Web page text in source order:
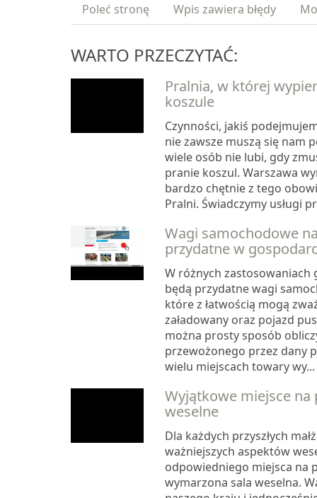
Poleć stronę Wpis zawiera błędy
WARTO PRZECZYTAĆ:
Pralnia, w której
koszule
Czynności, jakiś
nie zawsze muszą się nam
wiele osób nie lubi, gdy
pranie koszul. Warszawa
bardzo chętnie z tego
Pralni. Świadczymy usługi
Wagi samochodowe
przydatne w
W różnych zastosowaniach
będą przydatne wagi
które z łatwością mogą
załadowany oraz pojazd
można prosty sposób
przewożonego przez dany
wielu miejscach towary wy...
Wyjątkowe miejsce na
weselne
Dla każdych przyszłych
ważniejszych aspektów
odpowiedniego miejsca na
wymarzona sala weselna.